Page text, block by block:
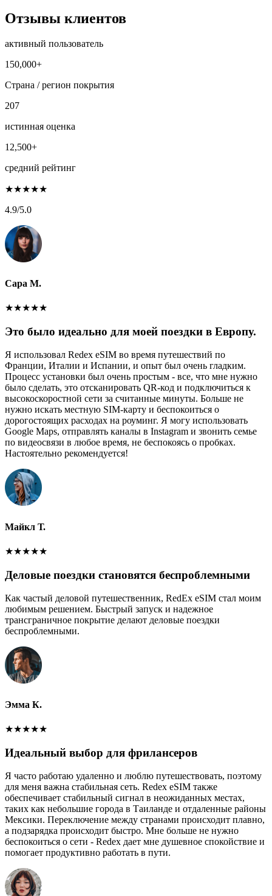
Отзывы клиентов
активный пользователь
150,000+
Страна / регион покрытия
207
истинная оценка
12,500+
средний рейтинг
★★★★★
4.9/5.0
Сара М.
★★★★★
Это было идеально для моей поездки в Европу.
Я использовал Redex eSIM во время путешествий по
Франции, Италии и Испании, и опыт был очень гладким.
Процесс установки был очень простым - все, что мне нужно
было сделать, это отсканировать QR-код и подключиться к
высокоскоростной сети за считанные минуты. Больше не
нужно искать местную SIM-карту и беспокоиться о
дорогостоящих расходах на роуминг. Я могу использовать
Google Maps, отправлять каналы в Instagram и звонить семье
по видеосвязи в любое время, не беспокоясь о пробках.
Настоятельно рекомендуется!
Майкл Т.
★★★★★
Деловые поездки становятся беспроблемными
Как частый деловой путешественник, RedEx eSIM стал моим
любимым решением. Быстрый запуск и надежное
трансграничное покрытие делают деловые поездки
беспроблемными.
Эмма К.
★★★★★
Идеальный выбор для фрилансеров
Я часто работаю удаленно и люблю путешествовать, поэтому
для меня важна стабильная сеть. Redex eSIM также
обеспечивает стабильный сигнал в неожиданных местах,
таких как небольшие города в Таиланде и отдаленные районы
Мексики. Переключение между странами происходит плавно,
а подзарядка происходит быстро. Мне больше не нужно
беспокоиться о сети - Redex дает мне душевное спокойствие и
помогает продуктивно работать в пути.